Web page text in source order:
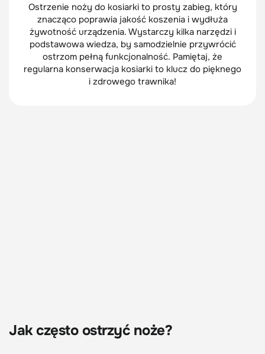
Ostrzenie noży do kosiarki to prosty zabieg, który
znacząco poprawia jakość koszenia i wydłuża
żywotność urządzenia. Wystarczy kilka narzędzi i
podstawowa wiedza, by samodzielnie przywrócić
ostrzom pełną funkcjonalność. Pamiętaj, że
regularna konserwacja kosiarki to klucz do pięknego
i zdrowego trawnika!
Jak często ostrzyć noże?